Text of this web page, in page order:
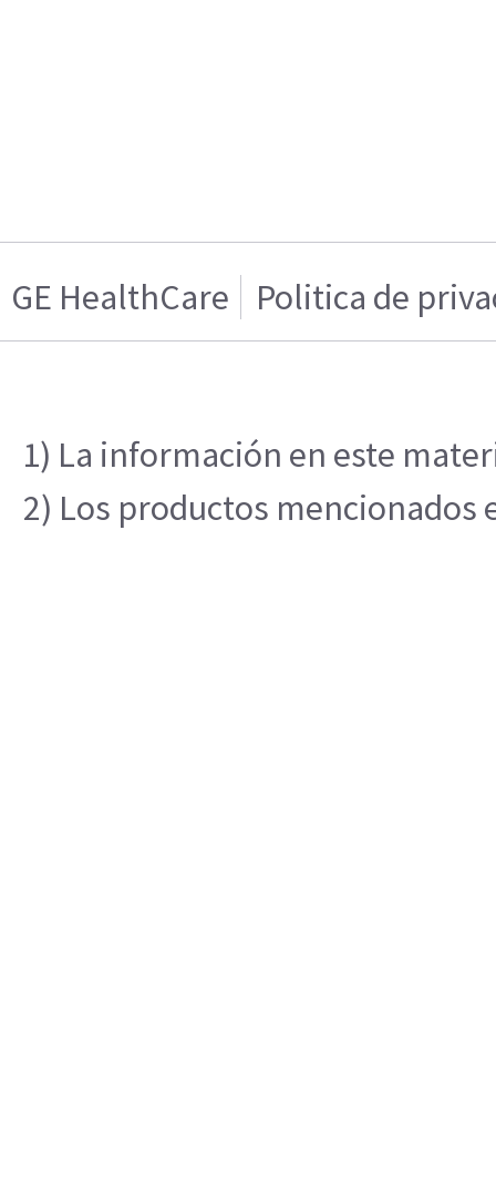
GE HealthCare Politica de
1) La información en este
2) Los productos mencionados